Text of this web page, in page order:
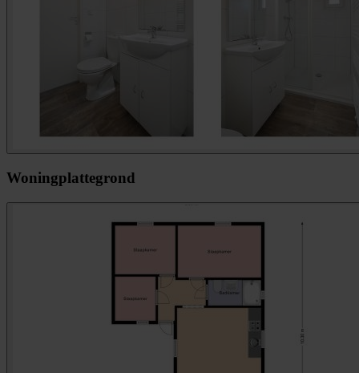
Woningplattegrond